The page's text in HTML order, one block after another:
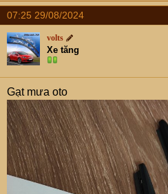
07:25 29/08/2024
volts
Xe tăng
Gạt mưa oto